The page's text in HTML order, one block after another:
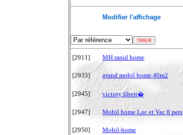
Modifier l'affichage
[2911] MH rapid home
[2935] grand mobil home 40m2
[2945] victory libert�
[2947] Mobil home Loc et Vac 8 pers
[2950] Mobil-home